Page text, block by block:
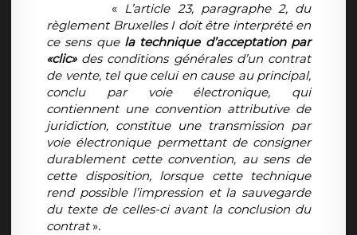
« L’article 23, paragraphe 2, du
règlement Bruxelles I doit être interprété en
ce sens que la technique d’acceptation par
«clic»des conditions générales d’un contrat
de vente, tel que celui en cause au principal,
conclu par voie électronique, qui
contiennent une convention attributive de
juridiction, constitue une transmission par
voie électronique permettant de consigner
durablement cette convention, au sens de
cette disposition, lorsque cette technique
rend possible l’impression et la sauvegarde
du texte de celles-ci avant la conclusion du
contrat».